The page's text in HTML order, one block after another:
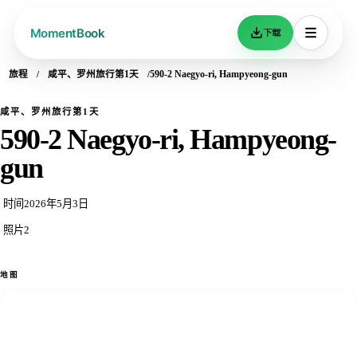
下载
旅程 咸平、罗州旅行第1天 590-2 Naegyo-ri, Hampyeong-gun
咸平、罗州旅行第1天
590-2 Naegyo-ri, Hampyeong-
gun
时间 2026年5月3日
照片2
地图